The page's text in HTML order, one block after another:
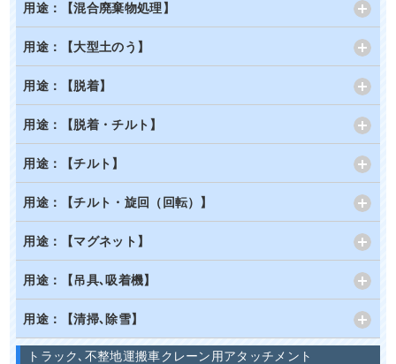
用途：【混合廃棄物処理】
用途：【大型土のう】
用途：【脱着】
用途：【脱着・チルト】
用途：【チルト】
用途：【チルト・旋回（回転）】
用途：【マグネット】
用途：【吊具､吸着機】
用途：【清掃､除雪】
トラック､不整地運搬車クレーン用アタッチメント